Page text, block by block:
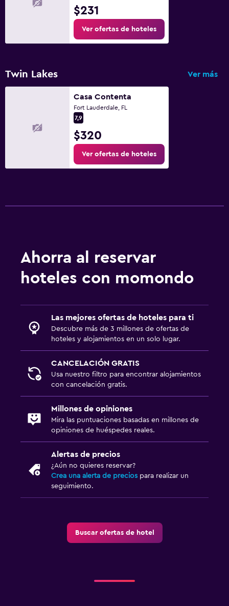
$231
Ver ofertas de hoteles
Twin Lakes Ver más
Casa Contenta
Fort Lauderdale, FL
7,9
$320
Ver ofertas de hoteles
Ahorra al reservar
hoteles con momondo
Las mejores ofertas de hoteles para ti
Descubre más de 3 millones de ofertas de
hoteles y alojamientos en un solo lugar.
CANCELACIÓN GRATIS
Usa nuestro filtro para encontrar alojamientos
con cancelación gratis.
Millones de opiniones
Mira las puntuaciones basadas en millones de
opiniones de huéspedes reales.
Alertas de precios
¿Aún no quieres reservar?
Crea una alerta de precios para realizar un
seguimiento.
Buscar ofertas de hotel